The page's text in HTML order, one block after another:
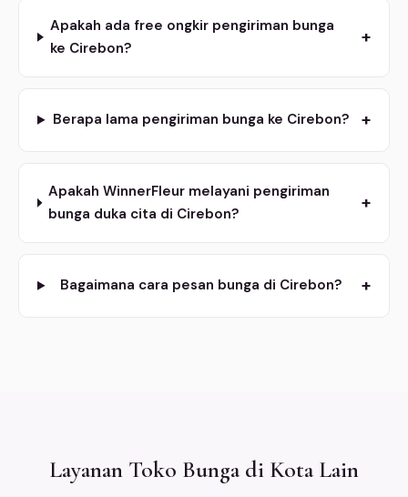
Apakah ada free ongkir pengiriman bunga
ke Cirebon?
+
Berapa lama pengiriman bunga ke Cirebon? +
Apakah WinnerFleur melayani pengiriman
bunga duka cita di Cirebon?
+
Bagaimana cara pesan bunga di Cirebon? +
Layanan Toko Bunga di Kota Lain